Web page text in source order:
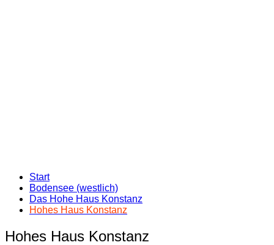
Start
Bodensee (westlich)
Das Hohe Haus Konstanz
Hohes Haus Konstanz
Hohes Haus Konstanz